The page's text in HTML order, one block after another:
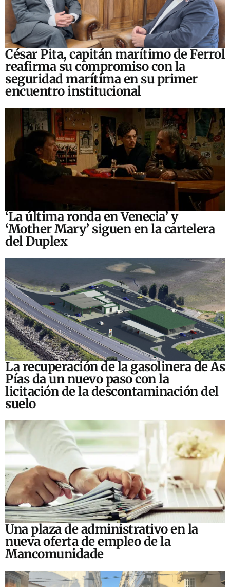
César Pita, capitán marítimo de Ferrol
reafirma su compromiso con la
seguridad marítima en su primer
encuentro institucional
‘La última ronda en Venecia’ y
‘Mother Mary’ siguen en la cartelera
del Duplex
La recuperación de la gasolinera de As
Pías da un nuevo paso con la
licitación de la descontaminación del
suelo
Una plaza de administrativo en la
nueva oferta de empleo de la
Mancomunidade